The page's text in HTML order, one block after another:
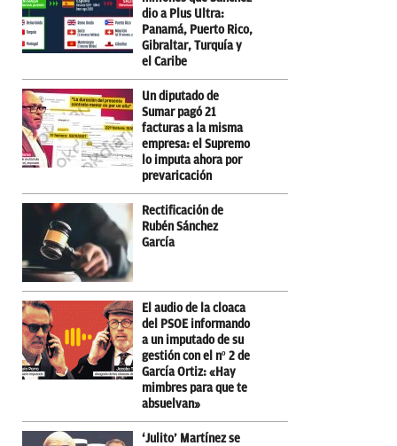
dio a Plus Ultra:
Panamá, Puerto Rico,
Gibraltar, Turquía y
el Caribe
Un diputado de
Sumar pagó 21
facturas a la misma
empresa: el Supremo
lo imputa ahora por
prevaricación
Rectificación de
Rubén Sánchez
García
El audio de la cloaca
del PSOE informando
a un imputado de su
gestión con el nº 2 de
García Ortiz: «Hay
mimbres para que te
absuelvan»
‘Julito’ Martínez se